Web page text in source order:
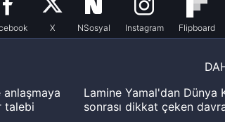
X NSosyal Instagram Flipboard
anlaşmaya
talebi
Lamine Yamal'dan Dünya
sonrası dikkat çeken